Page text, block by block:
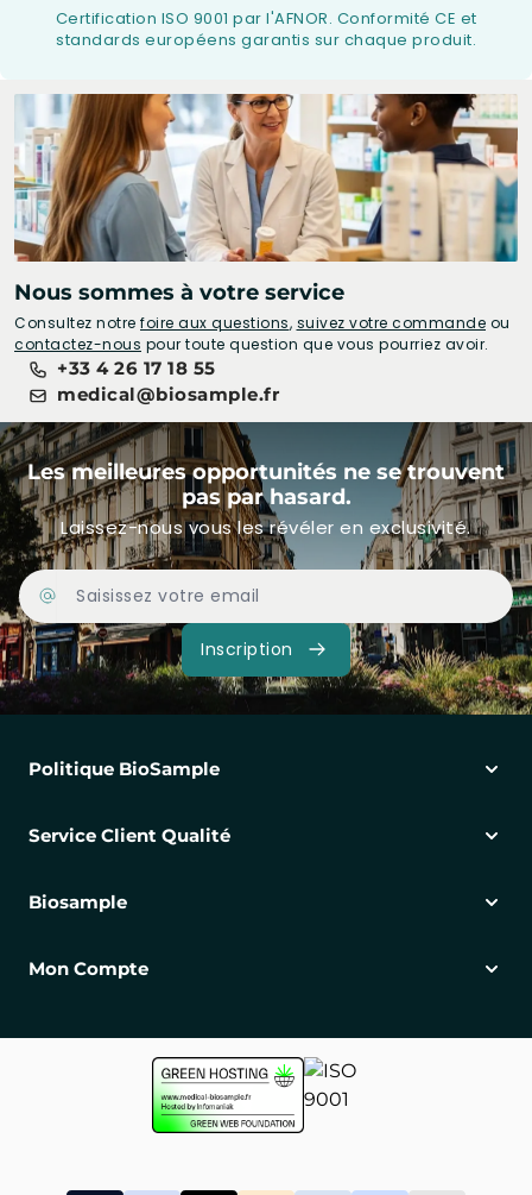
Certification ISO 9001 par l'AFNOR. Conformité CE et
standards européens garantis sur chaque produit.
Nous sommes à votre service
Consultez notre foire aux questions, suivez votre commande ou
contactez-nous pour toute question que vous pourriez avoir.
+33 4 26 17 18 55
medical@biosample.fr
Les meilleures opportunités ne se trouvent
pas par hasard.
Laissez-nous vous les révéler en exclusivité.
Adresse Email
Inscription
Politique BioSample
Service Client Qualité
Biosample
Mon Compte